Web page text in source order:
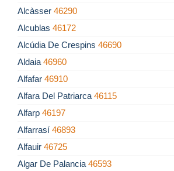
Alcàsser 46290
Alcublas 46172
Alcúdia De Crespins 46690
Aldaia 46960
Alfafar 46910
Alfara Del Patriarca 46115
Alfarp 46197
Alfarrasí 46893
Alfauir 46725
Algar De Palancia 46593